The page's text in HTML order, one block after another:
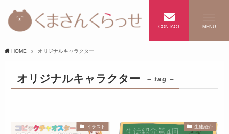
CONTACT MENU
HOME オリジナルキャラクター
オリジナルキャラクター – tag –
イラスト 生徒紹介